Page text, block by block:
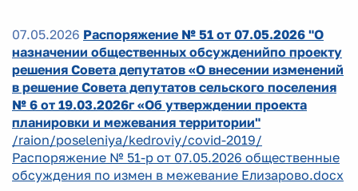
07.05.2026 Распоряжение № 51 от 07.05.2026 "О
назначении общественных обсужденийпо проекту
решения Совета депутатов «О внесении изменений
в решение Совета депутатов сельского поселения
№ 6 от 19.03.2026г «Об утверждении проекта
планировки и межевания территории"
/raion/poseleniya/kedroviy/covid-2019/
Распоряжение № 51-р от 07.05.2026 общественные
обсуждения по измен в межевание Елизарово.docx